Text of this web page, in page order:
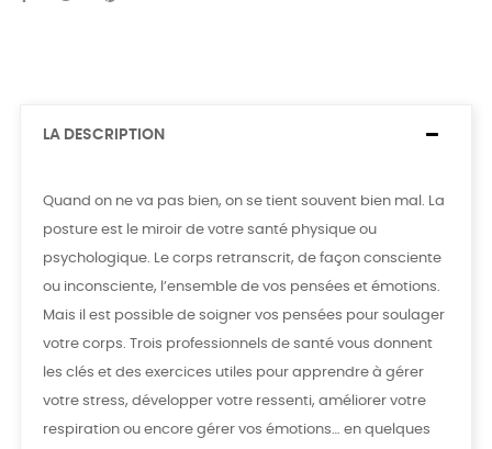
LA DESCRIPTION
Quand on ne va pas bien, on se tient souvent bien mal. La
posture est le miroir de votre santé physique ou
psychologique. Le corps retranscrit, de façon consciente
ou inconsciente, l’ensemble de vos pensées et émotions.
Mais il est possible de soigner vos pensées pour soulager
votre corps. Trois professionnels de santé vous donnent
les clés et des exercices utiles pour apprendre à gérer
votre stress, développer votre ressenti, améliorer votre
respiration ou encore gérer vos émotions… en quelques